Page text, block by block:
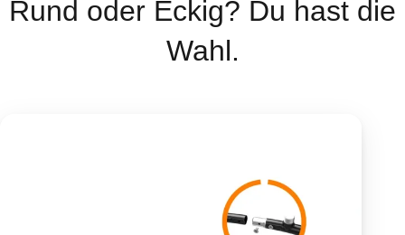
Rund oder Eckig? Du hast die
Wahl.